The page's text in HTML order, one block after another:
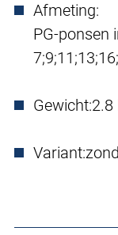
Afmeting:
PG-ponsen
Gewicht:2.8
Variant: